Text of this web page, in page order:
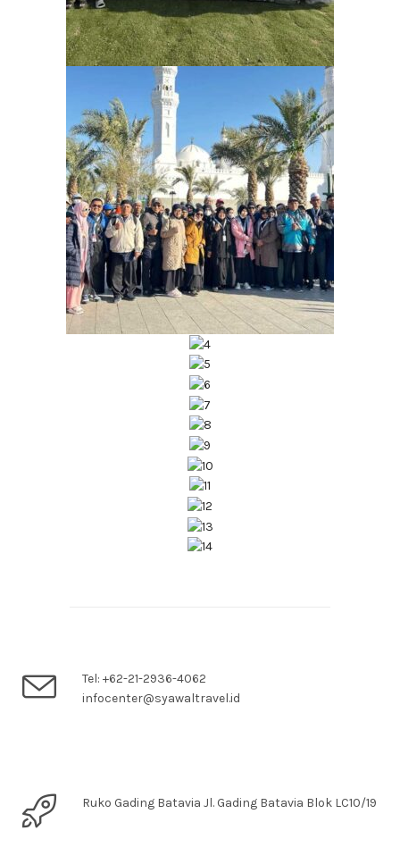
Tel: +62-21-2936-4062
infocenter@syawaltravel.id
Ruko Gading Batavia Jl. Gading Batavia Blok LC10/19